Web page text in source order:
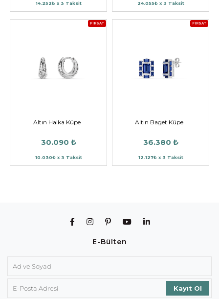
14.252₺ x 3 Taksit 24.055₺ x 3 Taksit
FIRSAT
Altın Halka Küpe
30.090 ₺
10.030₺ x 3 Taksit
FIRSAT
Altın Baget Küpe
36.380 ₺
12.127₺ x 3 Taksit
E-Bülten